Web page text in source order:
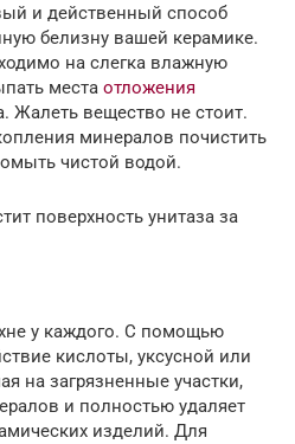
и действенный способ
белизну вашей керамике.
на слегка влажную
места отложения
Жалеть вещество не стоит.
минералов почистить
чистой водой.
поверхность унитаза за
у каждого. С помощью
кислоты, уксусной или
на загрязненные участки,
и полностью удаляет
изделий. Для